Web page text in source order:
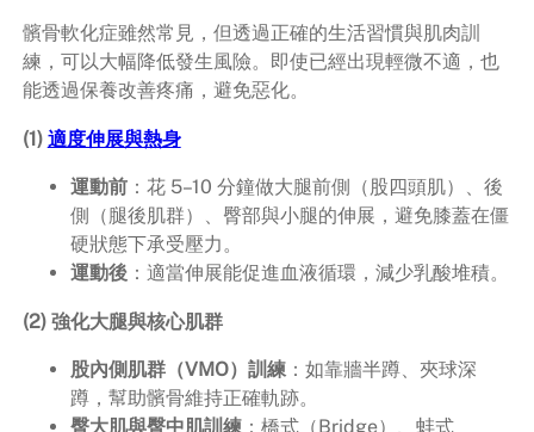
髕骨軟化症雖然常見，但透過正確的生活習慣與肌肉訓
練，可以大幅降低發生風險。即使已經出現輕微不適，也
能透過保養改善疼痛，避免惡化。
(1) 適度伸展與熱身
運動前：花 5–10 分鐘做大腿前側（股四頭肌）、後
側（腿後肌群）、臀部與小腿的伸展，避免膝蓋在僵
硬狀態下承受壓力。
運動後：適當伸展能促進血液循環，減少乳酸堆積。
(2) 強化大腿與核心肌群
股內側肌群（VMO）訓練：如靠牆半蹲、夾球深
蹲，幫助髕骨維持正確軌跡。
臀大肌與臀中肌訓練：橋式（Bridge）、蚌式